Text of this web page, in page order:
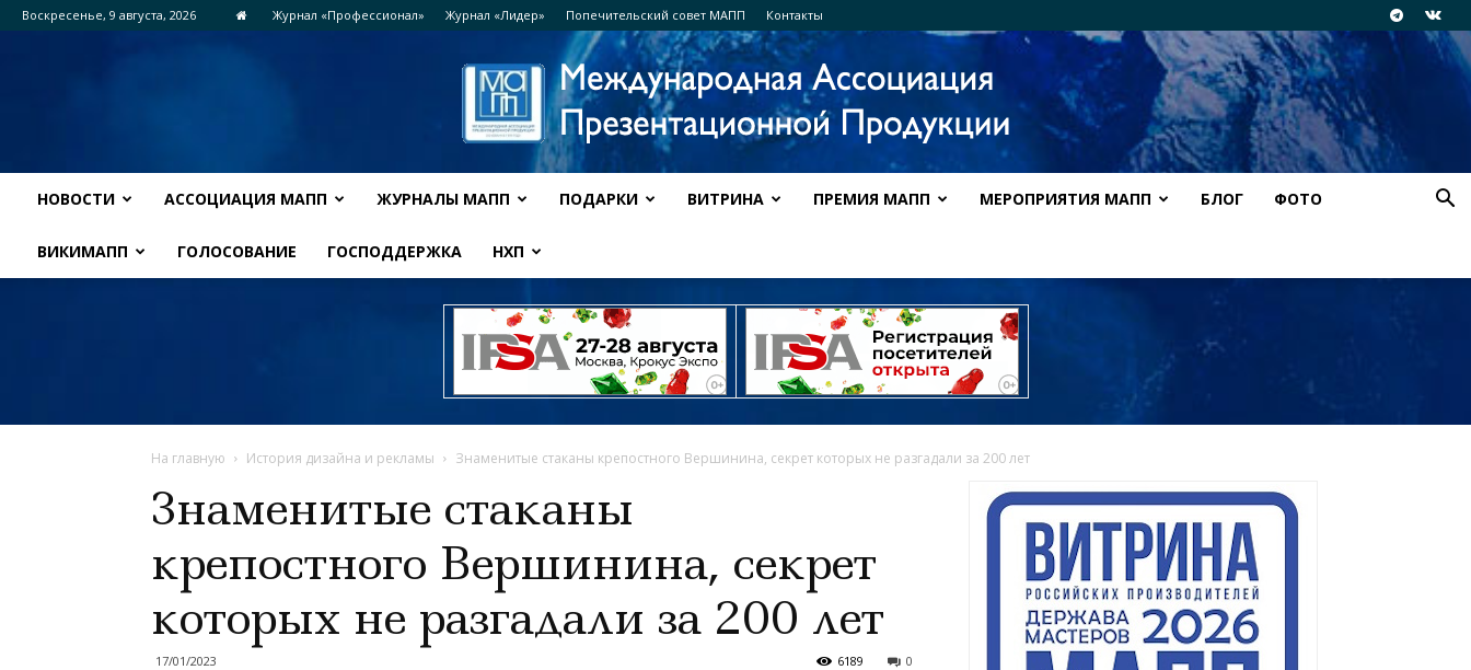
Воскресенье, 9 августа, 2026 Журнал «Профессионал» Журнал «Лидер» Попечительский совет МАПП Контакты
НОВОСТИ АССОЦИАЦИЯ МАПП ЖУРНАЛЫ МАПП ПОДАРКИ ВИТРИНА ПРЕМИЯ МАПП МЕРОПРИЯТИЯ МАПП БЛОГ ФОТО
ВИКИМАПП ГОЛОСОВАНИЕ ГОСПОДДЕРЖКА НХП
На главную История дизайна и рекламы Знаменитые стаканы крепостного Вершинина, секрет которых не разгадали за 200 лет
Знаменитые стаканы
крепостного Вершинина, секрет
которых не разгадали за 200 лет
17/01/2023 0
6189